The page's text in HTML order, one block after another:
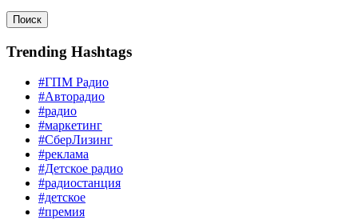
Поиск
Trending Hashtags
#ГПМ Радио
#Авторадио
#радио
#маркетинг
#СберЛизинг
#реклама
#Детское радио
#радиостанция
#детское
#премия